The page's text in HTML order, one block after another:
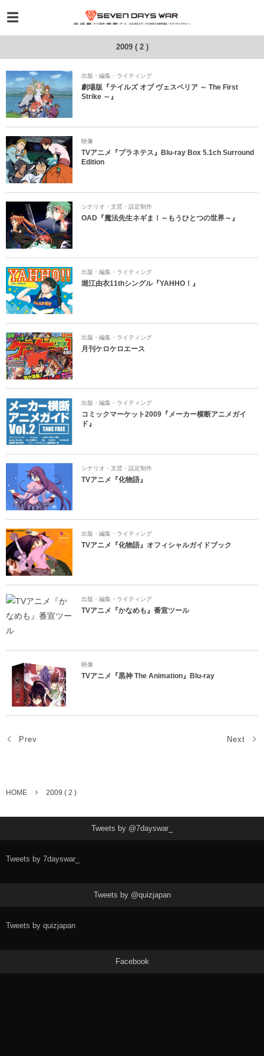
2009 ( 2 )
出版・編集・ライティング
劇場版『テイルズ オブ ヴェスペリア ～ The First
Strike ～』
映像
TVアニメ『プラネテス』Blu-ray Box 5.1ch Surround
Edition
シナリオ・文芸・設定制作
OAD『魔法先生ネギま！～もうひとつの世界～』
出版・編集・ライティング
堀江由衣11thシングル『YAHHO！』
出版・編集・ライティング
月刊ケロケロエース
出版・編集・ライティング
コミックマーケット2009『メーカー横断アニメガイ
ド』
シナリオ・文芸・設定制作
TVアニメ『化物語』
出版・編集・ライティング
TVアニメ『化物語』オフィシャルガイドブック
出版・編集・ライティング
TVアニメ『かなめも』番宣ツール
映像
TVアニメ『黒神 The Animation』Blu-ray
Prev Next
HOME 2009 ( 2 )
Tweets by @7dayswar_
Tweets by 7dayswar_
Tweets by @quizjapan
Tweets by quizjapan
Facebook